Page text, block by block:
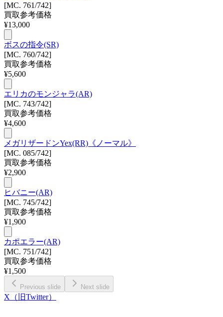
[MC. 761/742]
買取参考価格
¥13,000
ボスの指令(SR)
[MC. 760/742]
買取参考価格
¥5,600
エリカのモンジャラ(AR)
[MC. 743/742]
買取参考価格
¥4,600
メガリザードンYex(RR)《ノーマル》
[MC. 085/742]
買取参考価格
¥2,900
ヒバニー(AR)
[MC. 745/742]
買取参考価格
¥1,900
カポエラー(AR)
[MC. 751/742]
買取参考価格
¥1,500
Previous slide Next slide
X（旧Twitter）